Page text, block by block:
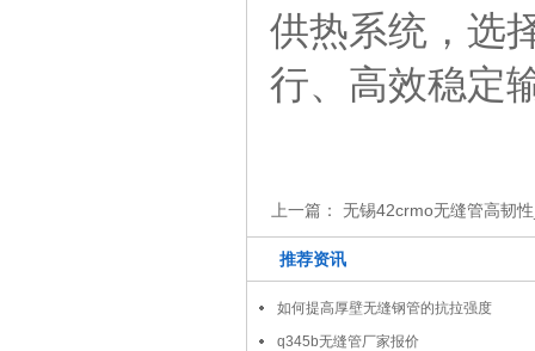
供热系统，选
行、高效稳定
上一篇： 无锡42crmo无缝管高韧
推荐资讯
如何提高厚壁无缝钢管的抗拉强度
q345b无缝管厂家报价